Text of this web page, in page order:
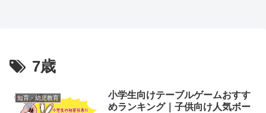
7歳
知育・幼児教育
小学生向けテーブルゲームおすす
めランキング｜子供向け人気ボー